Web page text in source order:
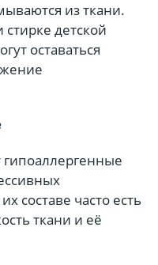
из ткани.
детской
оставаться
составе часто есть
ткани и её